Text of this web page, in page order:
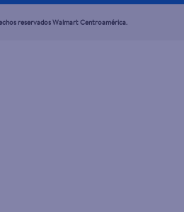
reservados Walmart Centroamérica.